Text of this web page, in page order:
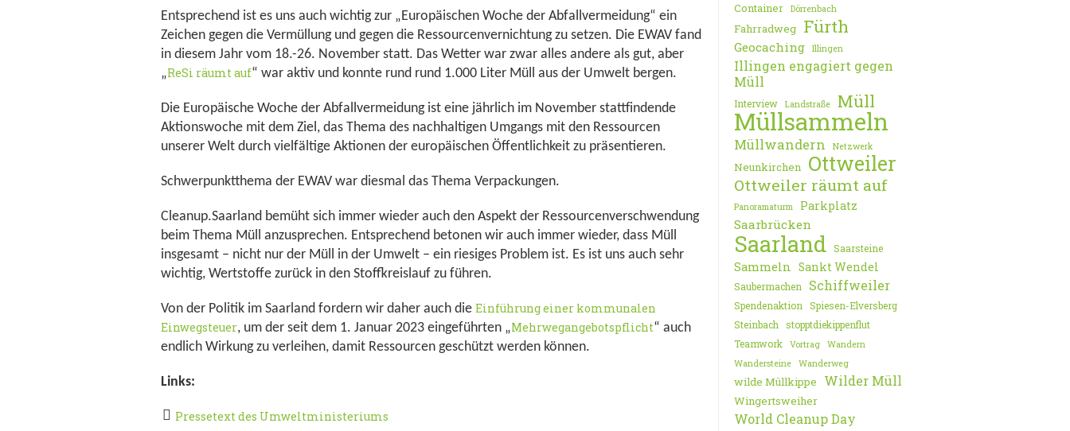
Entsprechend ist es uns auch wichtig zur „Europäischen Woche der Abfallvermeidung“ ein
Zeichen gegen die Vermüllung und gegen die Ressourcenvernichtung zu setzen. Die EWAV fand
in diesem Jahr vom 18.-26. November statt. Das Wetter war zwar alles andere als gut, aber
„ReSi räumt auf“ war aktiv und konnte rund rund 1.000 Liter Müll aus der Umwelt bergen.
Die Europäische Woche der Abfallvermeidung ist eine jährlich im November stattfindende
Aktionswoche mit dem Ziel, das Thema des nachhaltigen Umgangs mit den Ressourcen
unserer Welt durch vielfältige Aktionen der europäischen Öffentlichkeit zu präsentieren.
Schwerpunktthema der EWAV war diesmal das Thema Verpackungen.
Cleanup.Saarland bemüht sich immer wieder auch den Aspekt der Ressourcenverschwendung
beim Thema Müll anzusprechen. Entsprechend betonen wir auch immer wieder, dass Müll
insgesamt – nicht nur der Müll in der Umwelt – ein riesiges Problem ist. Es ist uns auch sehr
wichtig, Wertstoffe zurück in den Stoffkreislauf zu führen.
Von der Politik im Saarland fordern wir daher auch die Einführung einer kommunalen
Einwegsteuer, um der seit dem 1. Januar 2023 eingeführten „Mehrwegangebotspflicht“ auch
endlich Wirkung zu verleihen, damit Ressourcen geschützt werden können.
Links:
Pressetext des Umweltministeriums
Container Dörrenbach
Fahrradweg Fürth
Geocaching Illingen
Illingen engagiert gegen
Müll
Interview Landstraße Müll
Müllsammeln
Müllwandern Netzwerk
Neunkirchen Ottweiler
Ottweiler räumt auf
Panoramaturm Parkplatz
Saarbrücken
Saarland Saarsteine
Sammeln Sankt Wendel
Saubermachen Schiffweiler
Spendenaktion
Spiesen-Elversberg
Steinbach
stopptdiekippenflut
Teamwork
Vortrag
Wandern
Wandersteine
Wanderweg
wilde Müllkippe Wilder Müll
Wingertsweiher
World Cleanup Day